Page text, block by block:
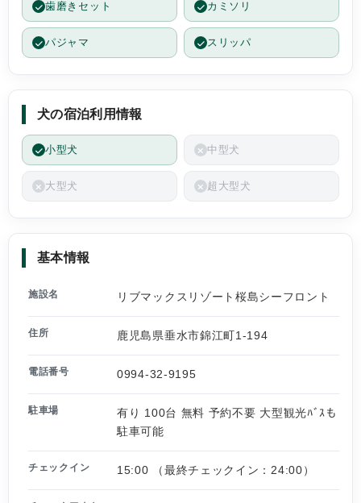
歯磨きセット カミソリ
パジャマ スリッパ
犬の宿泊利用情報
小型犬 中型犬
大型犬 超大型犬
基本情報
施設名 リブマックスリゾート桜島シーフロント
住所 鹿児島県垂水市錦江町1-194
電話番号 0994-32-9195
駐車場
有り 100台 無料 予約不要 大型観光ﾊﾞｽも
駐車可能
チェックイン 15:00 （最終チェックイン：24:00）